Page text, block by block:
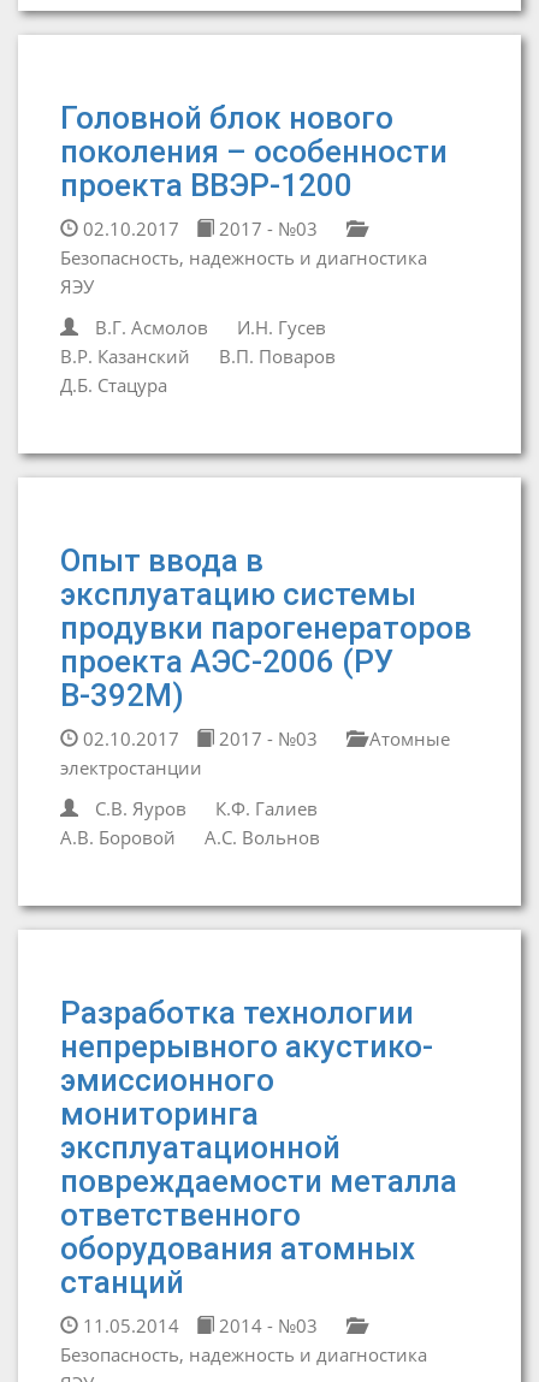
Головной блок нового
поколения – особенности
проекта ВВЭР-1200
02.10.2017
2017 - №03
Безопасность, надежность и диагностика
ЯЭУ
В.Г. Асмолов
И.Н. Гусев
В.Р. Казанский
В.П. Поваров
Д.Б. Стацура
Опыт ввода в
эксплуатацию системы
продувки парогенераторов
проекта АЭС-2006 (РУ
В-392М)
02.10.2017 2017 - №03
Атомные
электростанции
С.В. Яуров
К.Ф. Галиев
А.В. Боровой
А.С. Вольнов
Разработка технологии
непрерывного акустико-
эмиссионного
мониторинга
эксплуатационной
повреждаемости металла
ответственного
оборудования атомных
станций
11.05.2014
2014 - №03
Безопасность, надежность и диагностика